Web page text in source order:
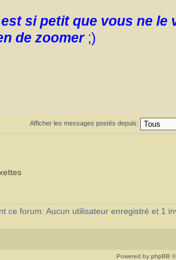
si petit que vous ne le
de zoomer ;)
Afficher les messages postés depuis:
ce forum: Aucun utilisateur enregistré et 1
Powered by phpBB